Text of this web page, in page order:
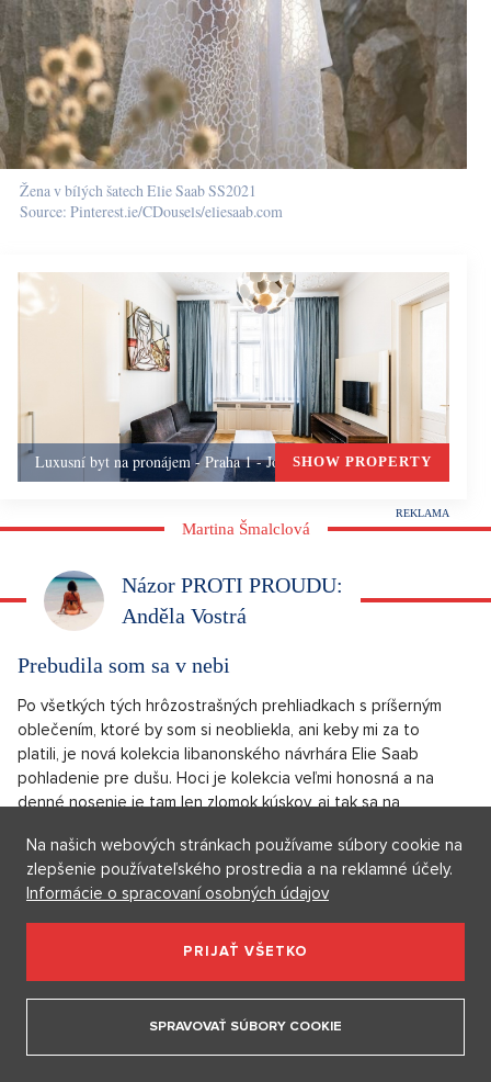
Žena v bílých šatech Elie Saab SS2021
Source: Pinterest.ie/CDousels/eliesaab.com
Luxusní byt na pronájem - Praha 1 - Josefov, Praha 1
SHOW PROPERTY
Martina Šmalclová
Názor PROTI PROUDU:
Anděla Vostrá
Prebudila som sa v nebi
Po všetkých tých hrôzostrašných prehliadkach s príšerným
oblečením, ktoré by som si neobliekla, ani keby mi za to
platili, je nová kolekcia libanonského návrhára Elie Saab
pohladenie pre dušu. Hoci je kolekcia veľmi honosná a na
denné nosenie je tam len zlomok kúskov, aj tak sa na
to by som nebola ja, aby som na tom predsa len niečo
nenašla. Keď tak nad tým premýšľam, asi si začnem
navrhovať oblečenie sama, aby som bola stopercentne
spokojná.
Na našich webových stránkach používame súbory cookie na
zlepšenie používateľského prostredia a na reklamné účely.
Informácie o spracovaní osobných údajov
PRIJAŤ VŠETKO
SPRAVOVAŤ SÚBORY COOKIE